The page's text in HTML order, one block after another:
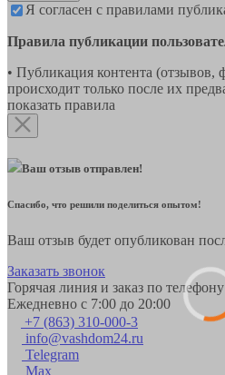
Я согласен с правилами
Правила публикации
• Публикация контента (отзывов,
происходит только после их
показать правила
Ваш отзыв отправлен!
Спасибо, что решили поделиться опытом!
Ваш отзыв будет опубликован
Заказать звонок
Горячая линия и заказ по телефону
Ежедневно с 7:00 до 20:00
+7 (863) 310-000-3
info@vashdom24.ru
Telegram
Max